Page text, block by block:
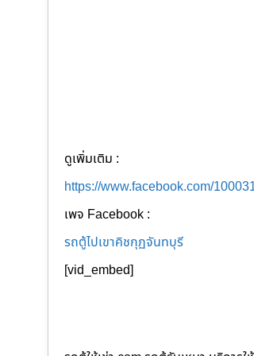
ดูเพิ่มเติม :
https://www.facebook.com/
เพจ Facebook :
รถตู้ไปเขาคิชกุฏจันทบุรี
[vid_embed]